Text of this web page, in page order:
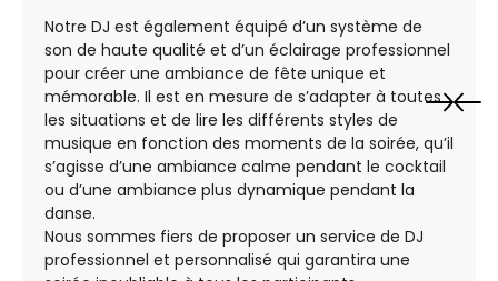
Notre DJ est également équipé d’un système de
son de haute qualité et d’un éclairage professionnel
pour créer une ambiance de fête unique et
mémorable. Il est en mesure de s’adapter à toutes
les situations et de lire les différents styles de
musique en fonction des moments de la soirée, qu’il
s’agisse d’une ambiance calme pendant le cocktail
ou d’une ambiance plus dynamique pendant la
danse.
Nous sommes fiers de proposer un service de DJ
professionnel et personnalisé qui garantira une